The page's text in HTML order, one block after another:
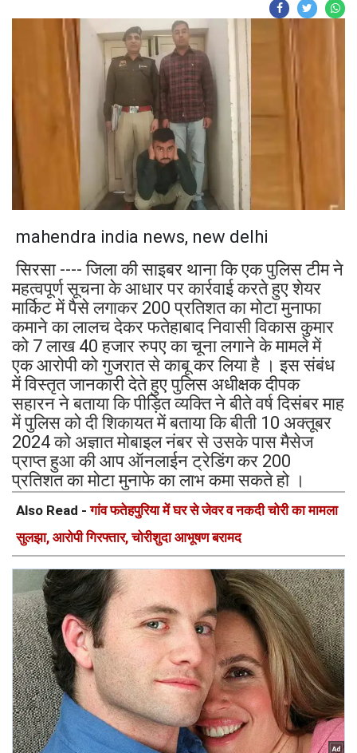
mahendra india news, new delhi
सिरसा ---- जिला की साइबर थाना कि एक पुलिस टीम ने
महत्वपूर्ण सूचना के आधार पर कार्रवाई करते हुए शेयर
मार्किट में पैसे लगाकर 200 प्रतिशत का मोटा मुनाफा
कमाने का लालच देकर फतेहाबाद निवासी विकास कुमार
को 7 लाख 40 हजार रुपए का चूना लगाने के मामले में
एक आरोपी को गुजरात से काबू कर लिया है । इस संबंध
में विस्तृत जानकारी देते हुए पुलिस अधीक्षक दीपक
सहारन ने बताया कि पीड़ित व्यक्ति ने बीते वर्ष दिसंबर माह
में पुलिस को दी शिकायत में बताया कि बीती 10 अक्तूबर
2024 को अज्ञात मोबाइल नंबर से उसके पास मैसेज
प्राप्त हुआ की आप ऑनलाईन ट्रेडिंग कर 200
प्रतिशत का मोटा मुनाफे का लाभ कमा सकते हो ।
Also Read -गांव फतेहपुरिया में घर से जेवर व नकदी चोरी का मामला
सुलझा, आरोपी गिरफ्तार, चोरीशुदा आभूषण बरामद